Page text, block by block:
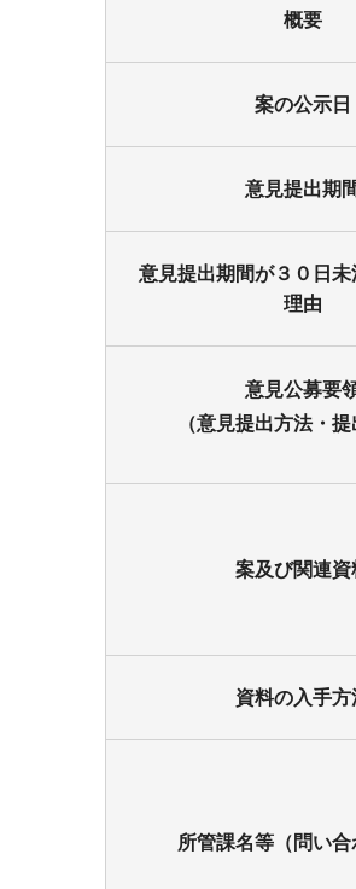
概要
案の公示日
意見提出期
意見提出期間が３０日
理由
意見公募要
（意見提出方法・提
案及び関連資
資料の入手方
所管課名等（問い合